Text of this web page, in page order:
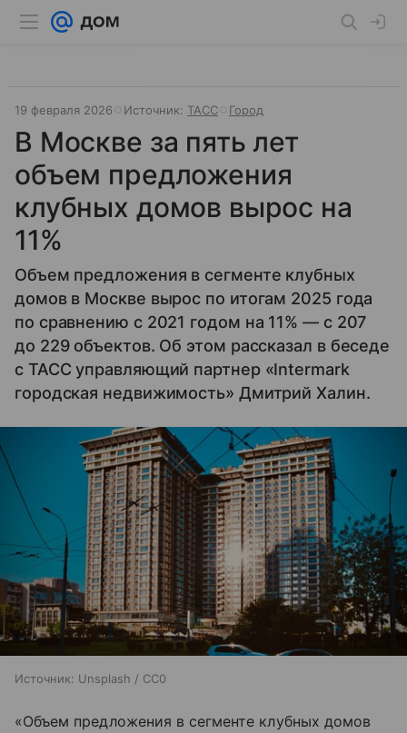
19 февраля 2026 Источник: ТАСС Город
В Москве за пять лет
объем предложения
клубных домов вырос на
11%
Объем предложения в сегменте клубных
домов в Москве вырос по итогам 2025 года
по сравнению с 2021 годом на 11% — с 207
до 229 объектов. Об этом рассказал в беседе
с ТАСС управляющий партнер «Intermark
городская недвижимость» Дмитрий Халин.
Источник: Unsplash / CC0
«Объем предложения в сегменте клубных домов